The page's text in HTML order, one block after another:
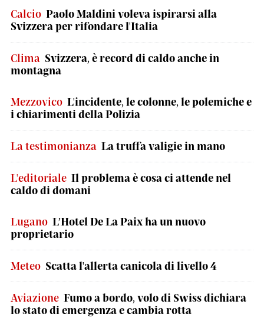
Calcio Paolo Maldini voleva ispirarsi alla
Svizzera per rifondare l'Italia
Clima Svizzera, è record di caldo anche in
montagna
Mezzovico L'incidente, le colonne, le polemiche e
i chiarimenti della Polizia
La testimonianza La truffa valigie in mano
L'editoriale Il problema è cosa ci attende nel
caldo di domani
Lugano L’Hotel De La Paix ha un nuovo
proprietario
Meteo Scatta l'allerta canicola di livello 4
Aviazione Fumo a bordo, volo di Swiss dichiara
lo stato di emergenza e cambia rotta